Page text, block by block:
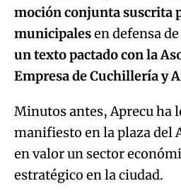
moción conjunta suscrita
municipalesen defensa
un texto pactado con la
Empresa de Cuchillería y
Minutos antes, Aprecu ha
manifiesto en la plaza del
en valor un sector
estratégico en la ciudad.
Algo salió
An error occurred,